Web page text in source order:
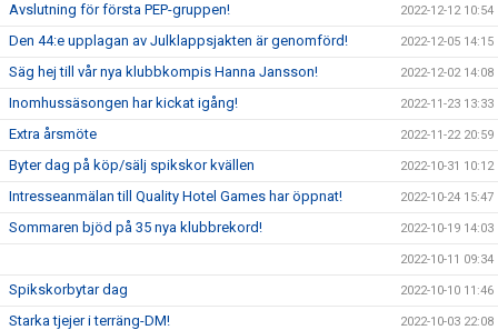
Avslutning för första PEP-gruppen! 2022-12-12 10:54
Den 44:e upplagan av Julklappsjakten är genomförd! 2022-12-05 14:15
Säg hej till vår nya klubbkompis Hanna Jansson! 2022-12-02 14:08
Inomhussäsongen har kickat igång! 2022-11-23 13:33
Extra årsmöte 2022-11-22 20:59
Byter dag på köp/sälj spikskor kvällen 2022-10-31 10:12
Intresseanmälan till Quality Hotel Games har öppnat! 2022-10-24 15:47
Sommaren bjöd på 35 nya klubbrekord! 2022-10-19 14:03
2022-10-11 09:34
Spikskorbytar dag 2022-10-10 11:46
Starka tjejer i terräng-DM! 2022-10-03 22:08